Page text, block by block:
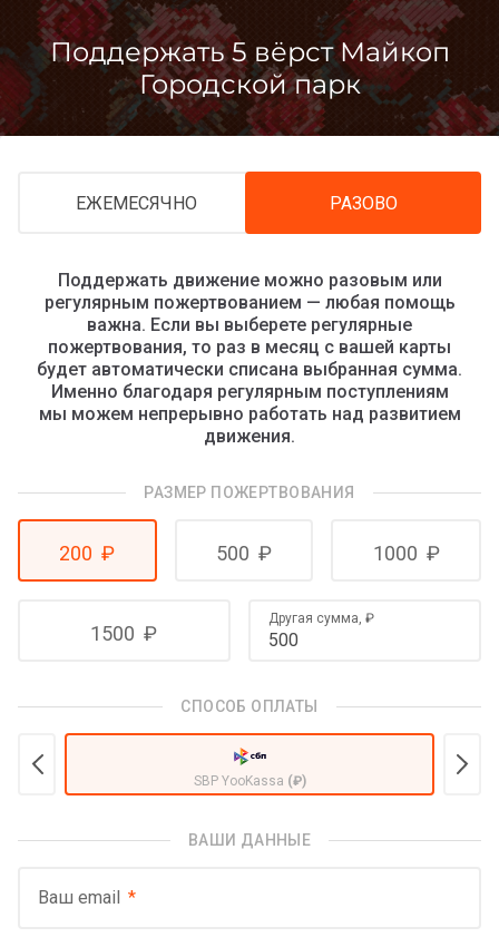
Перейти
контентуПоддержать 5 вёрст Майкоп
Городской парк
ЕЖЕМЕСЯЧНО РАЗОВО
Поддержать движение можно разовым или
регулярным пожертвованием — любая помощь
важна. Если вы выберете регулярные
пожертвования, то раз в месяц с вашей карты
будет автоматически списана выбранная сумма.
Именно благодаря регулярным поступлениям
мы можем непрерывно работать над развитием
движения.
РАЗМЕР ПОЖЕРТВОВАНИЯ
200 ₽ 500 ₽ 1000 ₽
1500 ₽
Другая сумма, ₽
СПОСОБ ОПЛАТЫ
SBP YooKassa (₽)
ВАШИ ДАННЫЕ
Ваш email